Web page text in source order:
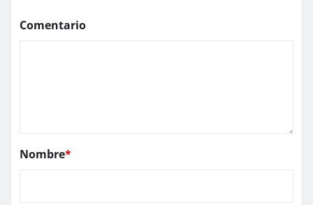
Comentario
Nombre*